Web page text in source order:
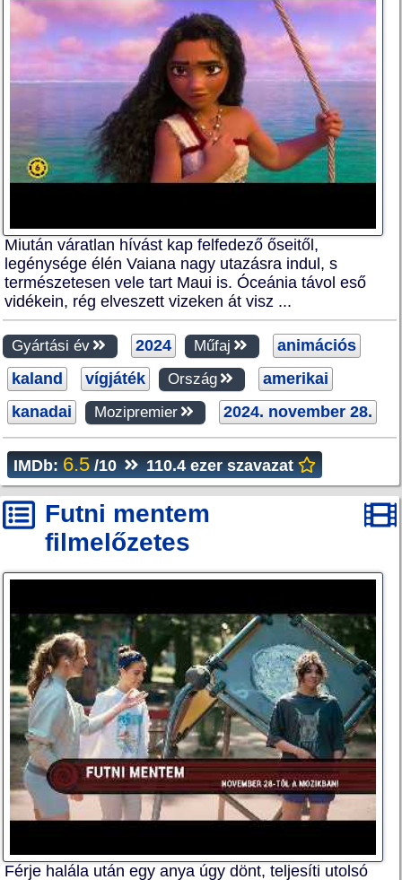
Miután váratlan hívást kap felfedező őseitől,
legénysége élén Vaiana nagy utazásra indul, s
természetesen vele tart Maui is. Óceánia távol eső
vidékein, rég elveszett vizeken át visz ...
Gyártási év 2024 Műfaj
animációs
kaland
vígjáték Ország
amerikai
kanadai
Mozipremier 2024. november 28.
IMDb: 6.5 /10 110.4 ezer szavazat
Futni mentem
filmelőzetes
Férje halála után egy anya úgy dönt, teljesíti utolsó